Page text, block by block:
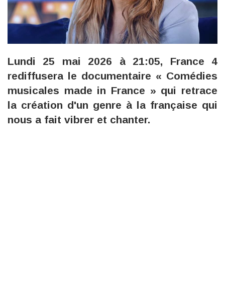
Lundi 25 mai 2026 à 21:05, France 4
rediffusera le documentaire « Comédies
musicales made in France » qui retrace
la création d'un genre à la française qui
nous a fait vibrer et chanter.